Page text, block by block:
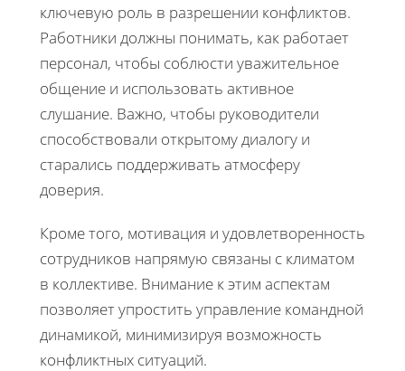
ключевую роль в разрешении конфликтов.
Работники должны понимать, как работает
персонал, чтобы соблюсти уважительное
общение и использовать активное
слушание. Важно, чтобы руководители
способствовали открытому диалогу и
старались поддерживать атмосферу
доверия.
Кроме того, мотивация и удовлетворенность
сотрудников напрямую связаны с климатом
в коллективе. Внимание к этим аспектам
позволяет упростить управление командной
динамикой, минимизируя возможность
конфликтных ситуаций.